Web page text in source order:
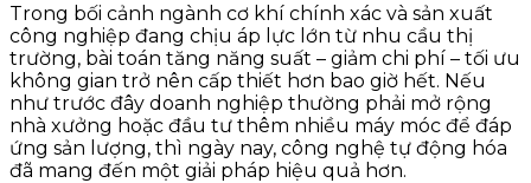
Trong bối cảnh ngành cơ khí chính xác và sản xuất
công nghiệp đang chịu áp lực lớn từ nhu cầu thị
trường, bài toán tăng năng suất – giảm chi phí – tối ưu
không gian trở nên cấp thiết hơn bao giờ hết. Nếu
như trước đây doanh nghiệp thường phải mở rộng
nhà xưởng hoặc đầu tư thêm nhiều máy móc để đáp
ứng sản lượng, thì ngày nay, công nghệ tự động hóa
đã mang đến một giải pháp hiệu quả hơn.